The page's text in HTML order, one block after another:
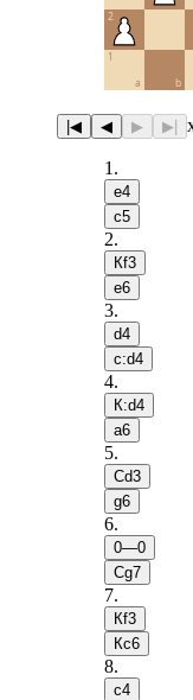
a b
1
2
|◀ ◀ ▶ ▶|
1 .
e4
c5
2.
Кf3
e6
3.
d4
c:d4
4.
К:d4
a6
5.
Сd3
g6
6.
0—0
Сg7
7.
Кf3
Кc6
8.
c4